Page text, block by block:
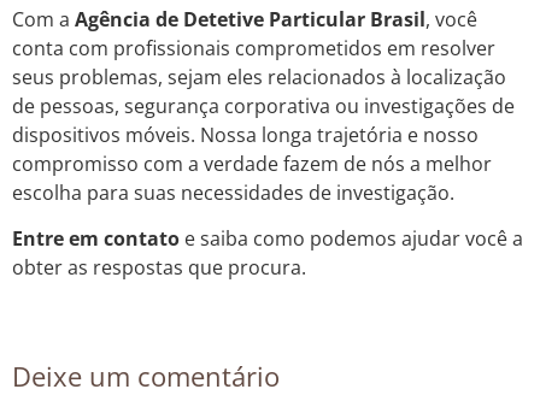
Com a Agência de Detetive Particular Brasil, você
conta com profissionais comprometidos em resolver
seus problemas, sejam eles relacionados à localização
de pessoas, segurança corporativa ou investigações de
dispositivos móveis. Nossa longa trajetória e nosso
compromisso com a verdade fazem de nós a melhor
escolha para suas necessidades de investigação.
Entre em contato e saiba como podemos ajudar você a
obter as respostas que procura.
Deixe um comentário